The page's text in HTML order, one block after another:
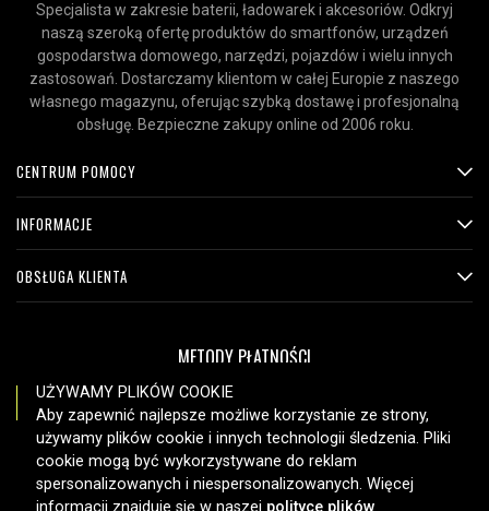
Specjalista w zakresie baterii, ładowarek i akcesoriów. Odkryj
naszą szeroką ofertę produktów do smartfonów, urządzeń
gospodarstwa domowego, narzędzi, pojazdów i wielu innych
zastosowań. Dostarczamy klientom w całej Europie z naszego
własnego magazynu, oferując szybką dostawę i profesjonalną
obsługę. Bezpieczne zakupy online od 2006 roku.
CENTRUM POMOCY
INFORMACJE
OBSŁUGA KLIENTA
METODY PŁATNOŚCI
OPCJE DOSTAWY
UŻYWAMY PLIKÓW COOKIE
Aby zapewnić najlepsze możliwe korzystanie ze strony,
używamy plików cookie i innych technologii śledzenia. Pliki
cookie mogą być wykorzystywane do reklam
spersonalizowanych i niespersonalizowanych. Więcej
informacji znajduje się w naszej polityce plików